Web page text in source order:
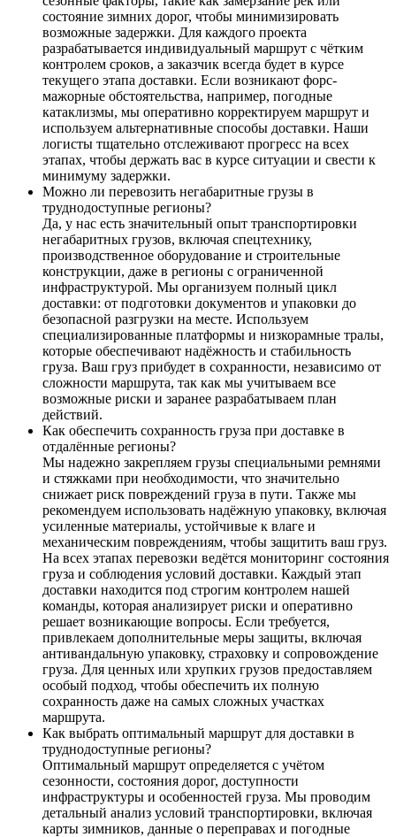
состояние зимних дорог, чтобы минимизировать
возможные задержки. Для каждого проекта
разрабатывается индивидуальный маршрут с чётким
контролем сроков, а заказчик всегда будет в курсе
текущего этапа доставки. Если возникают форс-
мажорные обстоятельства, например, погодные
катаклизмы, мы оперативно корректируем маршрут и
используем альтернативные способы доставки. Наши
логисты тщательно отслеживают прогресс на всех
этапах, чтобы держать вас в курсе ситуации и свести к
минимуму задержки.
Можно ли перевозить негабаритные грузы в
труднодоступные регионы?
Да, у нас есть значительный опыт транспортировки
негабаритных грузов, включая спецтехнику,
производственное оборудование и строительные
конструкции, даже в регионы с ограниченной
инфраструктурой. Мы организуем полный цикл
доставки: от подготовки документов и упаковки до
безопасной разгрузки на месте. Используем
специализированные платформы и низкорамные тралы,
которые обеспечивают надёжность и стабильность
груза. Ваш груз прибудет в сохранности, независимо от
сложности маршрута, так как мы учитываем все
возможные риски и заранее разрабатываем план
действий.
Как обеспечить сохранность груза при доставке в
отдалённые регионы?
Мы надежно закрепляем грузы специальными ремнями
и стяжками при необходимости, что значительно
снижает риск повреждений груза в пути. Также мы
рекомендуем использовать надёжную упаковку, включая
усиленные материалы, устойчивые к влаге и
механическим повреждениям, чтобы защитить ваш груз.
На всех этапах перевозки ведётся мониторинг состояния
груза и соблюдения условий доставки. Каждый этап
доставки находится под строгим контролем нашей
команды, которая анализирует риски и оперативно
решает возникающие вопросы. Если требуется,
привлекаем дополнительные меры защиты, включая
антивандальную упаковку, страховку и сопровождение
груза. Для ценных или хрупких грузов предоставляем
особый подход, чтобы обеспечить их полную
сохранность даже на самых сложных участках
маршрута.
Как выбрать оптимальный маршрут для доставки в
труднодоступные регионы?
Оптимальный маршрут определяется с учётом
сезонности, состояния дорог, доступности
инфраструктуры и особенностей груза. Мы проводим
детальный анализ условий транспортировки, включая
карты зимников, данные о переправах и погодные